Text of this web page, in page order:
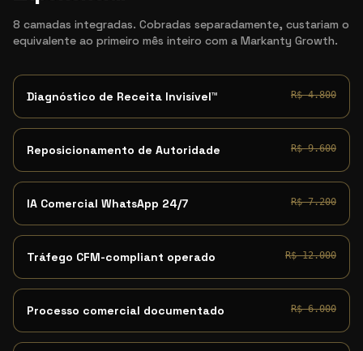
8 camadas integradas. Cobradas separadamente, custariam o
equivalente ao primeiro mês inteiro com a Markanty Growth.
Diagnóstico de Receita Invisível™ R$ 4.800
Reposicionamento de Autoridade R$ 9.600
IA Comercial WhatsApp 24/7 R$ 7.200
Tráfego CFM-compliant operado R$ 12.000
Processo comercial documentado R$ 6.000